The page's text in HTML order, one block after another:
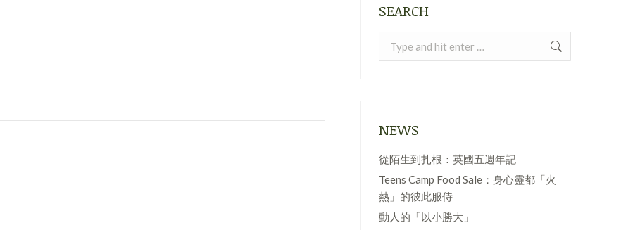
SEARCH
NEWS
從陌生到扎根：英國五週年記
Teens Camp Food Sale：身心靈都「火
熱」的彼此服侍
動人的「以小勝大」